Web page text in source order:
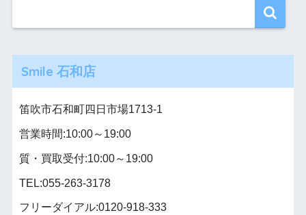
Smile 石和店
笛吹市石和町四日市場1713-1
営業時間:10:00～19:00
質・買取受付:10:00～19:00
TEL:055-263-3178
フリーダイアル:0120-918-333